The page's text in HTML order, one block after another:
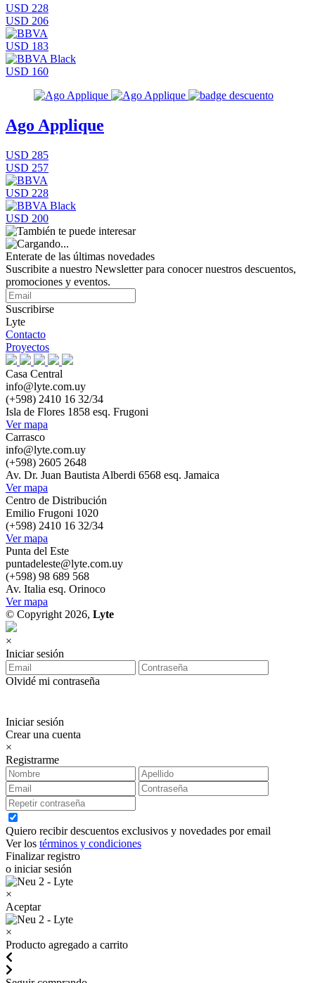
USD 228
USD 206
USD 183
USD 160
Ago Applique
USD 285
USD 257
USD 228
USD 200
Enterate de las últimas novedades
Suscribite a nuestro Newsletter para conocer nuestros descuentos,
promociones y eventos.
Suscribirse
Lyte
Contacto
Proyectos
Casa Central
info@lyte.com.uy
(+598) 2410 16 32/34
Isla de Flores 1858 esq. Frugoni
Ver mapa
Carrasco
info@lyte.com.uy
(+598) 2605 2648
Av. Dr. Juan Bautista Alberdi 6568 esq. Jamaica
Ver mapa
Centro de Distribución
Emilio Frugoni 1020
(+598) 2410 16 32/34
Ver mapa
Punta del Este
puntadeleste@lyte.com.uy
(+598) 98 689 568
Av. Italia esq. Orinoco
Ver mapa
© Copyright 2026, Lyte
×
Iniciar sesión
Olvidé mi contraseña
Iniciar sesión
Crear una cuenta
×
Registrarme
Quiero recibir descuentos exclusivos y novedades por email
Ver los términos y condiciones
Finalizar registro
o iniciar sesión
×
Aceptar
×
Producto agregado a carrito